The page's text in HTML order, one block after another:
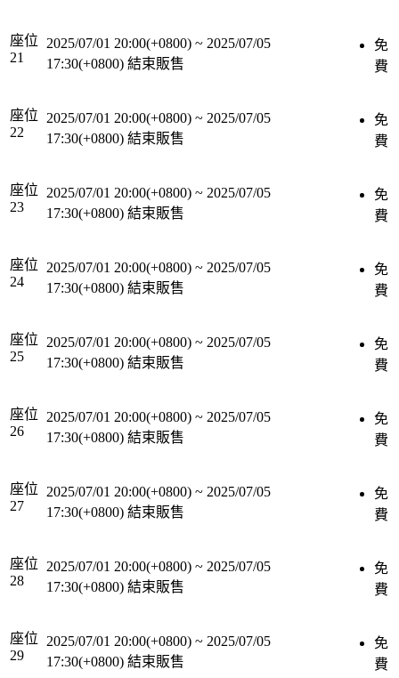
座位
21
2025/07/01 20:00(+0800) ~ 2025/07/05
17:30(+0800) 結束販售
免
費
座位
22
2025/07/01 20:00(+0800) ~ 2025/07/05
17:30(+0800) 結束販售
免
費
座位
23
2025/07/01 20:00(+0800) ~ 2025/07/05
17:30(+0800) 結束販售
免
費
座位
24
2025/07/01 20:00(+0800) ~ 2025/07/05
17:30(+0800) 結束販售
免
費
座位
25
2025/07/01 20:00(+0800) ~ 2025/07/05
17:30(+0800) 結束販售
免
費
座位
26
2025/07/01 20:00(+0800) ~ 2025/07/05
17:30(+0800) 結束販售
免
費
座位
27
2025/07/01 20:00(+0800) ~ 2025/07/05
17:30(+0800) 結束販售
免
費
座位
28
2025/07/01 20:00(+0800) ~ 2025/07/05
17:30(+0800) 結束販售
免
費
座位
29
2025/07/01 20:00(+0800) ~ 2025/07/05
17:30(+0800) 結束販售
免
費